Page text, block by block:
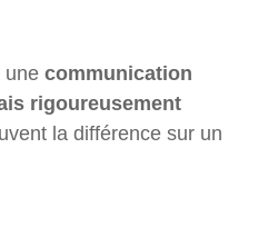
une communication
rigoureusement
la différence sur un